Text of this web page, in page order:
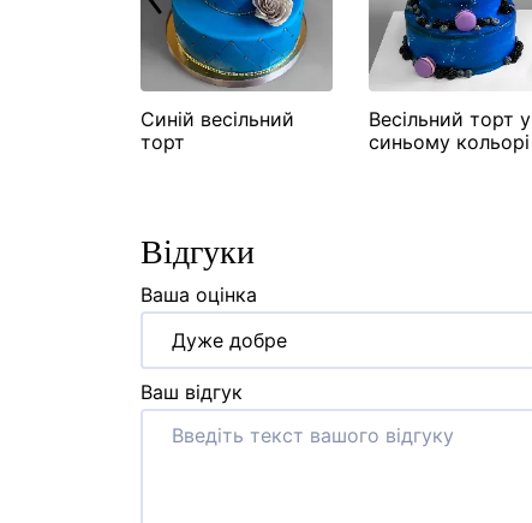
Синій весільний
торт
Весільний торт у
синьому кольорі
Відгуки
Ваша оцінка
Дуже добре
Ваш відгук